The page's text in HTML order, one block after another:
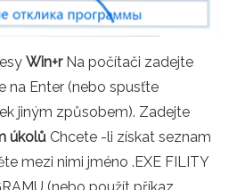
Win+rNa počítači zadejte
na Enter (nebo spusťte
jiným způsobem). Zadejte
úkolů Chcete -li získat seznam
mezi nimi jméno .EXE FILITY